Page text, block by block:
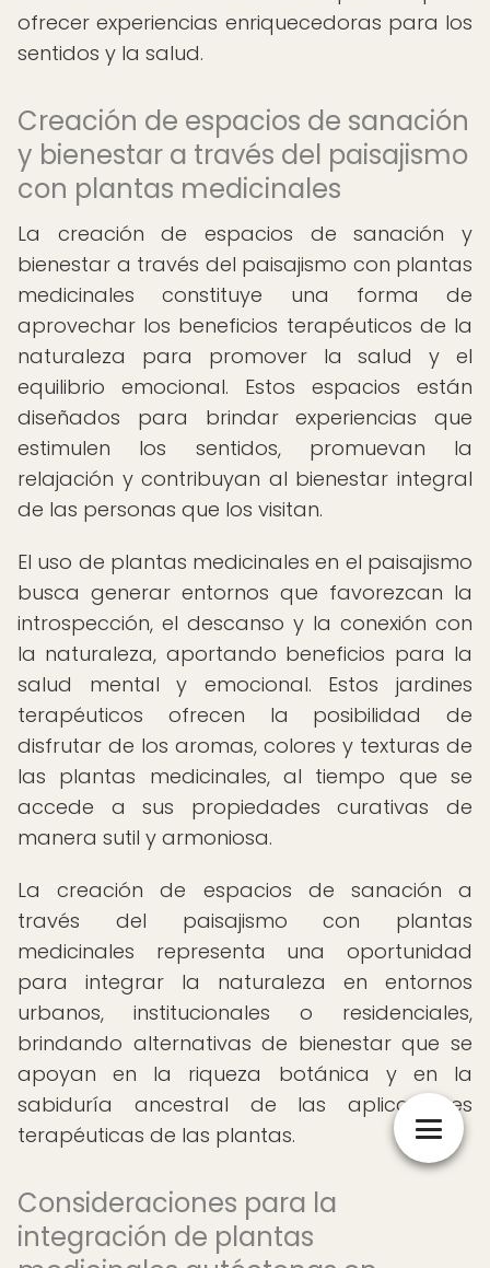
ofrecer experiencias enriquecedoras para los
sentidos y la salud.
Creación de espacios de sanación
y bienestar a través del paisajismo
con plantas medicinales
La creación de espacios de sanación y
bienestar a través del paisajismo con plantas
medicinales constituye una forma de
aprovechar los beneficios terapéuticos de la
naturaleza para promover la salud y el
equilibrio emocional. Estos espacios están
diseñados para brindar experiencias que
estimulen los sentidos, promuevan la
relajación y contribuyan al bienestar integral
de las personas que los visitan.
El uso de plantas medicinales en el paisajismo
busca generar entornos que favorezcan la
introspección, el descanso y la conexión con
la naturaleza, aportando beneficios para la
salud mental y emocional. Estos jardines
terapéuticos ofrecen la posibilidad de
disfrutar de los aromas, colores y texturas de
las plantas medicinales, al tiempo que se
accede a sus propiedades curativas de
manera sutil y armoniosa.
La creación de espacios de sanación a
través del paisajismo con plantas
medicinales representa una oportunidad
para integrar la naturaleza en entornos
urbanos, institucionales o residenciales,
brindando alternativas de bienestar que se
apoyan en la riqueza botánica y en la
sabiduría ancestral de las aplicaciones
terapéuticas de las plantas.
Consideraciones para la
integración de plantas